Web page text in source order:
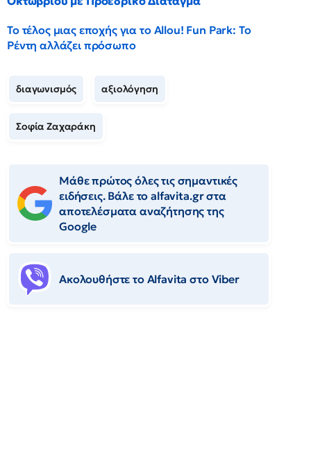
Το τέλος μιας εποχής για το Allou! Fun Park: Το
Ρέντη αλλάζει πρόσωπο
διαγωνισμός αξιολόγηση
Σοφία Ζαχαράκη
Μάθε πρώτος όλες τις σημαντικές
ειδήσεις. Βάλε το alfavita.gr στα
αποτελέσματα αναζήτησης της
Google
Ακολουθήστε το Αlfavita στο Viber